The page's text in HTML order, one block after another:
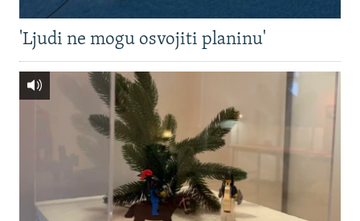
'Ljudi ne mogu osvojiti planinu'